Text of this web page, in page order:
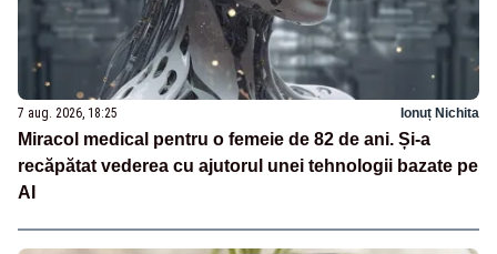
7 aug. 2026, 18:25 Ionuț Nichita
Miracol medical pentru o femeie de 82 de ani. Și-a
recăpătat vederea cu ajutorul unei tehnologii bazate pe
AI